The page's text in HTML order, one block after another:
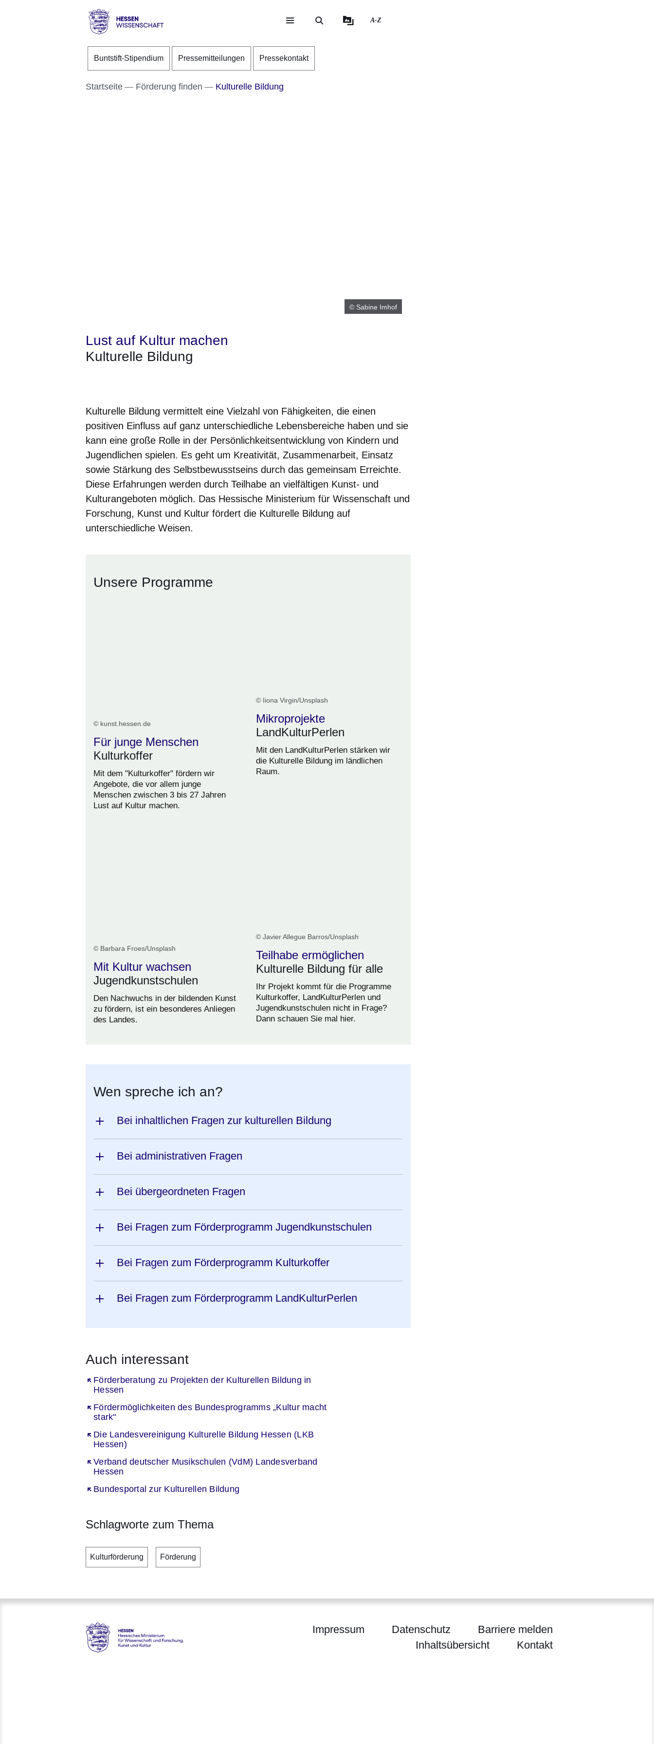
Direkt zum Kopf der Seite
Direkt zum Inhalt
Direkt zum Fuß der Seite
Wissenschaft
A-Z
Buntstift-Stipendium Pressemitteilungen Pressekontakt
Startseite Förderung finden Kulturelle Bildung
© Sabine Imhof
Lust auf Kultur machen
Kulturelle Bildung
Kulturelle Bildung vermittelt eine Vielzahl von Fähigkeiten, die einen
positiven Einfluss auf ganz unterschiedliche Lebensbereiche haben und sie
kann eine große Rolle in der Persönlichkeitsentwicklung von Kindern und
Jugendlichen spielen. Es geht um Kreativität, Zusammenarbeit, Einsatz
sowie Stärkung des Selbstbewusstseins durch das gemeinsam Erreichte.
Diese Erfahrungen werden durch Teilhabe an vielfältigen Kunst- und
Kulturangeboten möglich. Das Hessische Ministerium für Wissenschaft und
Forschung, Kunst und Kultur fördert die Kulturelle Bildung auf
unterschiedliche Weisen.
Unsere Programme
© kunst.hessen.de
Für junge Menschen
Kulturkoffer
Mit dem "Kulturkoffer" fördern wir
Angebote, die vor allem junge
Menschen zwischen 3 bis 27 Jahren
Lust auf Kultur machen.
© Iiona Virgin/Unsplash
Mikroprojekte
LandKulturPerlen
Mit den LandKulturPerlen stärken wir
die Kulturelle Bildung im ländlichen
Raum.
© Barbara Froes/Unsplash
Mit Kultur wachsen
Jugendkunstschulen
Den Nachwuchs in der bildenden Kunst
zu fördern, ist ein besonderes Anliegen
des Landes.
© Javier Allegue Barros/Unsplash
Teilhabe ermöglichen
Kulturelle Bildung für alle
Ihr Projekt kommt für die Programme
Kulturkoffer, LandKulturPerlen und
Jugendkunstschulen nicht in Frage?
Dann schauen Sie mal hier.
Wen spreche ich an?
Bei inhaltlichen Fragen zur kulturellen Bildung
Bei administrativen Fragen
Bei übergeordneten Fragen
Bei Fragen zum Förderprogramm Jugendkunstschulen
Bei Fragen zum Förderprogramm Kulturkoffer
Bei Fragen zum Förderprogramm LandKulturPerlen
Auch interessant
Förderberatung zu Projekten der Kulturellen Bildung in
Hessen
Öffnet sich in einem neuen Fenster
Fördermöglichkeiten des Bundesprogramms „Kultur macht
stark"
Öffnet sich in einem neuen Fenster
Die Landesvereinigung Kulturelle Bildung Hessen (LKB
Hessen)
Öffnet sich in einem neuen Fenster
Verband deutscher Musikschulen (VdM) Landesverband
Hessen
Öffnet sich in einem neuen Fenster
Bundesportal zur Kulturellen Bildung
Öffnet sich in einem neuen Fenster
Schlagworte zum Thema
Kulturförderung Förderung
Impressum Datenschutz
Barriere melden
Inhaltsübersicht
Kontakt